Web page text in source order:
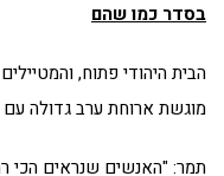
בסדר כמו שהם
הבית היהודי פתוח,
מוגשת ארוחת ערב גדולה עם
תמר: "האנשים שנראים הכי